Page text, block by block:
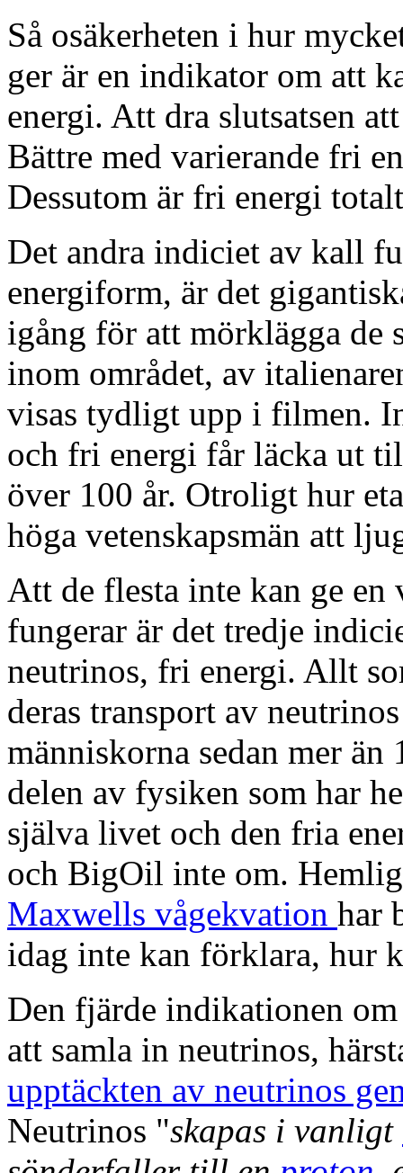
Så osäkerheten i hur
ger är en indikator om att
energi. Att dra slutsatsen
Bättre med varierande fri
Dessutom är fri energi
Det andra indiciet av kall
energiform, är det
igång för att mörklägga de
inom området, av
visas tydligt upp i filmen.
och fri energi får läcka ut
över 100 år. Otroligt hur
höga vetenskapsmän att
Att de flesta inte kan ge
fungerar är det tredje
neutrinos, fri energi. Allt
deras transport av
människorna sedan mer
delen av fysiken som har
själva livet och den fria
och BigOil inte om.
Maxwells vågekvation har
idag inte kan förklara, hur
Den fjärde indikationen
att samla in neutrinos,
upptäckten av neutrinos
Neutrinos "skapas i vanligt